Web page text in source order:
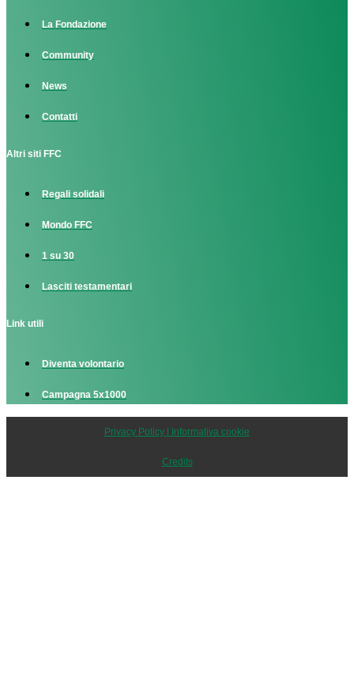
La Fondazione
Community
News
Contatti
Altri siti FFC
Regali solidali
Mondo FFC
1 su 30
Lasciti testamentari
Link utili
Diventa volontario
Campagna 5x1000
Privacy Policy | Informativa cookie
Credits